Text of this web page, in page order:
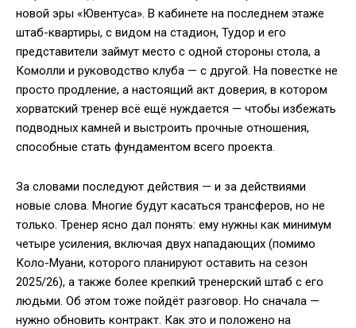
новой эры «Ювентуса». В кабинете на последнем этаже
штаб-квартиры, с видом на стадион, Тудор и его
представители займут место с одной стороны стола, а
Комолли и руководство клуба — с другой. На повестке не
просто продление, а настоящий акт доверия, в котором
хорватский тренер всё ещё нуждается — чтобы избежать
подводных камней и выстроить прочные отношения,
способные стать фундаментом всего проекта.
За словами последуют действия — и за действиями
новые слова. Многие будут касаться трансферов, но не
только. Тренер ясно дал понять: ему нужны как минимум
четыре усиления, включая двух нападающих (помимо
Коло-Муани, которого планируют оставить на сезон
2025/26), а также более крепкий тренерский штаб с его
людьми. Об этом тоже пойдёт разговор. Но сначала —
нужно обновить контракт. Как это и положено на